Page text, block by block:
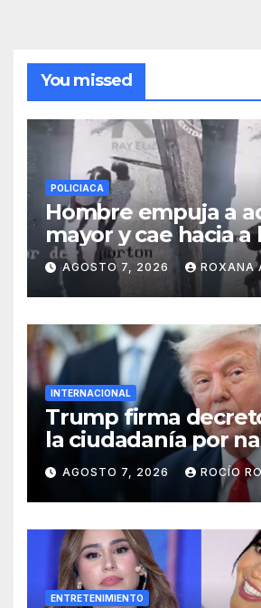
You missed
POLICIACA
Hombre empuja a
mayor y cae hacia a
ruedas de tráiler en
Monterrey
AGOSTO 7, 2026 ROXANA
INTERNACIONAL
Trump firma
la ciudadanía por
y el ‘turismo de
AGOSTO 7, 2026 ROCÍO
ENTRETENIMIENTO